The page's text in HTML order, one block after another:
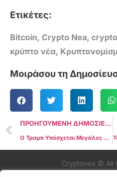
Ετικέτες:
Bitcoin, Crypto Nea,
κρύπτο νέα,
Μοιράσου τη
ΠΡΟΗΓΟΥΜΕΝΗ ΔΗΜΟΣΙΕΥΣΗ
Ο Τραμπ Υπόσχεται Μεγάλες Μειώσεις στους Ομοσπονδιακούς Φόρους Μόλις Εφαρμοστούν οι Δασμοί
Cryptonea © All